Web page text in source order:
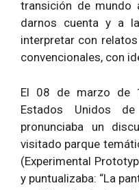
transición de mundo
darnos cuenta y a
interpretar con
convencionales, con
El 08 de marzo de
Estados Unidos
pronunciaba un
visitado parque
(Experimental
y puntualizaba: “La